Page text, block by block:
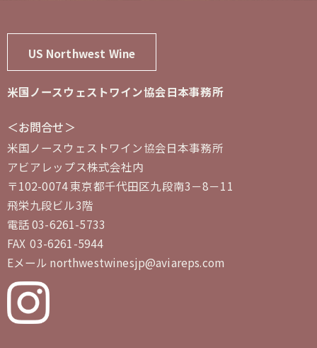
US Northwest Wine
米国ノースウェストワイン協会日本事務所
＜お問合せ＞
米国ノースウェストワイン協会日本事務所
アビアレップス株式会社内
〒102-0074 東京都千代田区九段南3－8－11
飛栄九段ビル3階
電話 03-6261-5733
FAX 03-6261-5944
Eメール northwestwinesjp@aviareps.com